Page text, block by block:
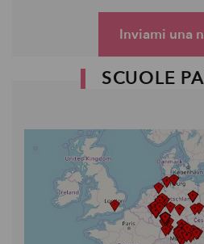
Inviami una
SCUOLE